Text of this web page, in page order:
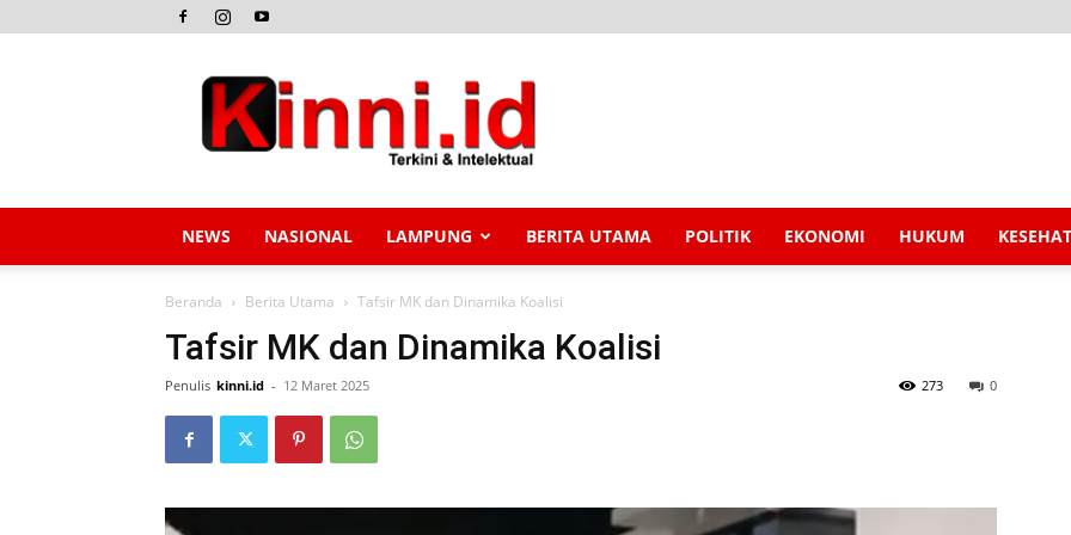
Kinni.id
NEWS NASIONAL LAMPUNG BERITA UTAMA POLITIK EKONOMI HUKUM
Beranda Berita Utama Tafsir MK dan Dinamika Koalisi
Tafsir MK dan Dinamika Koalisi
Penulis kinni.id - 12 Maret 2025 0
273